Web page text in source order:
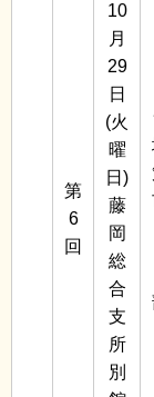
第
6
回
10
月
29
日
(火
曜
日)
藤
岡
総
合
支
所
別